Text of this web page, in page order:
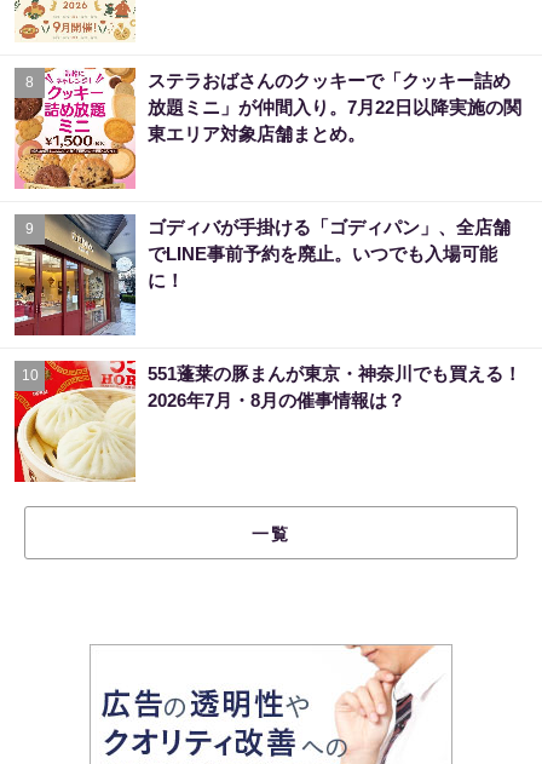
8
ステラおばさんのクッキーで「クッキー詰め
放題ミニ」が仲間入り。7月22日以降実施の関
東エリア対象店舗まとめ。
9
ゴディバが手掛ける「ゴディパン」、全店舗
でLINE事前予約を廃止。いつでも入場可能
に！
10
551蓬莱の豚まんが東京・神奈川でも買える！
2026年7月・8月の催事情報は？
一覧